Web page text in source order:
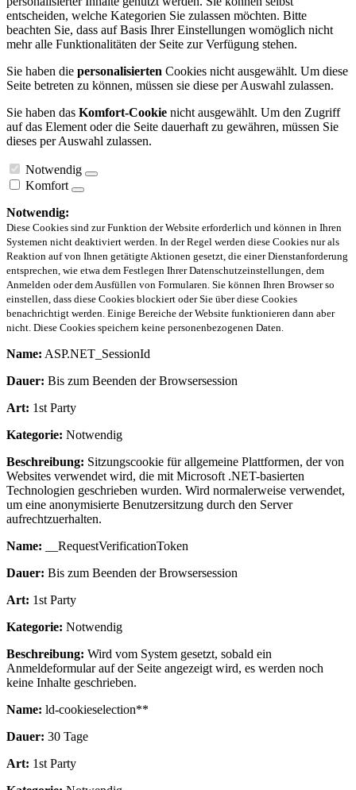
entscheiden, welche Kategorien Sie zulassen möchten. Bitte
beachten Sie, dass auf Basis Ihrer Einstellungen womöglich nicht
mehr alle Funktionalitäten der Seite zur Verfügung stehen.
Sie haben die personalisierten Cookies nicht ausgewählt. Um diese
Seite betreten zu können, müssen sie diese per Auswahl zulassen.
Sie haben das Komfort-Cookie nicht ausgewählt. Um den Zugriff
auf das Element oder die Seite dauerhaft zu gewähren, müssen Sie
dieses per Auswahl zulassen.
Notwendig
Komfort
Notwendig:
Diese Cookies sind zur Funktion der Website erforderlich und können in Ihren
Systemen nicht deaktiviert werden. In der Regel werden diese Cookies nur als
Reaktion auf von Ihnen getätigte Aktionen gesetzt, die einer Dienstanforderung
entsprechen, wie etwa dem Festlegen Ihrer Datenschutzeinstellungen, dem
Anmelden oder dem Ausfüllen von Formularen. Sie können Ihren Browser so
einstellen, dass diese Cookies blockiert oder Sie über diese Cookies
benachrichtigt werden. Einige Bereiche der Website funktionieren dann aber
nicht. Diese Cookies speichern keine personenbezogenen Daten.
Name: ASP.NET_SessionId
Dauer: Bis zum Beenden der Browsersession
Art: 1st Party
Kategorie: Notwendig
Beschreibung: Sitzungscookie für allgemeine Plattformen, der von
Websites verwendet wird, die mit Microsoft .NET-basierten
Technologien geschrieben wurden. Wird normalerweise verwendet,
um eine anonymisierte Benutzersitzung durch den Server
aufrechtzuerhalten.
Name: __RequestVerificationToken
Dauer: Bis zum Beenden der Browsersession
Art: 1st Party
Kategorie: Notwendig
Beschreibung: Wird vom System gesetzt, sobald ein
Anmeldeformular auf der Seite angezeigt wird, es werden noch
keine Inhalte geschrieben.
Name: ld-cookieselection**
Dauer: 30 Tage
Art: 1st Party